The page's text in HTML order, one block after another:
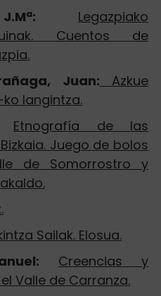
Legazpiako
Cuentos de
Juan: Azkue
langintza.
Etnografía de las
Juego de bolos
de Somorrostro y
Sailak. Elosua.
Creencias y
Valle de Carranza.